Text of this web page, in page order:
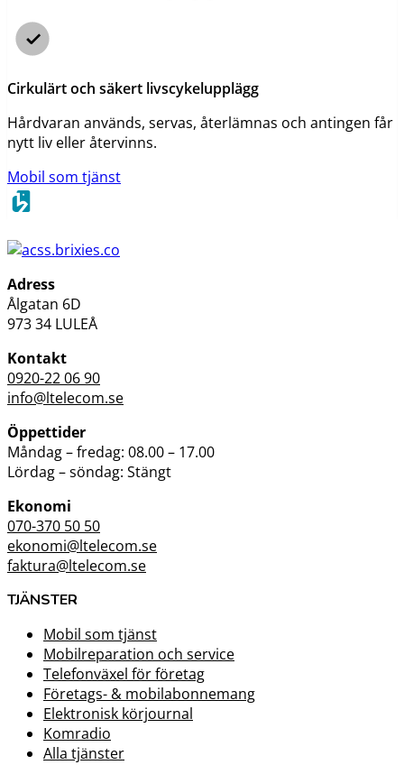
Cirkulärt och säkert livscykelupplägg
Hårdvaran används, servas, återlämnas och antingen får
nytt liv eller återvinns.
Mobil som tjänst
Adress
Ålgatan 6D
973 34 LULEÅ
Kontakt
0920-22 06 90
info@ltelecom.se
Öppettider
Måndag – fredag: 08.00 – 17.00
Lördag – söndag: Stängt
Ekonomi
070-370 50 50
ekonomi@ltelecom.se
faktura@ltelecom.se
TJÄNSTER
Mobil som tjänst
Mobilreparation och service
Telefonväxel för företag
Företags- & mobilabonnemang
Elektronisk körjournal
Komradio
Alla tjänster